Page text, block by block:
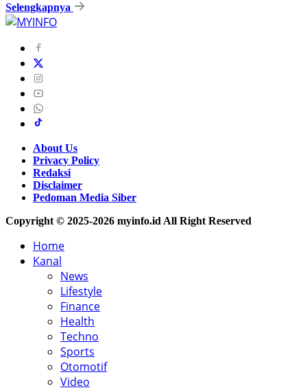
Selengkapnya
About Us
Privacy Policy
Redaksi
Disclaimer
Pedoman Media Siber
Copyright © 2025-2026 myinfo.id All Right Reserved
Home
Kanal
News
Lifestyle
Finance
Health
Techno
Sports
Otomotif
Video